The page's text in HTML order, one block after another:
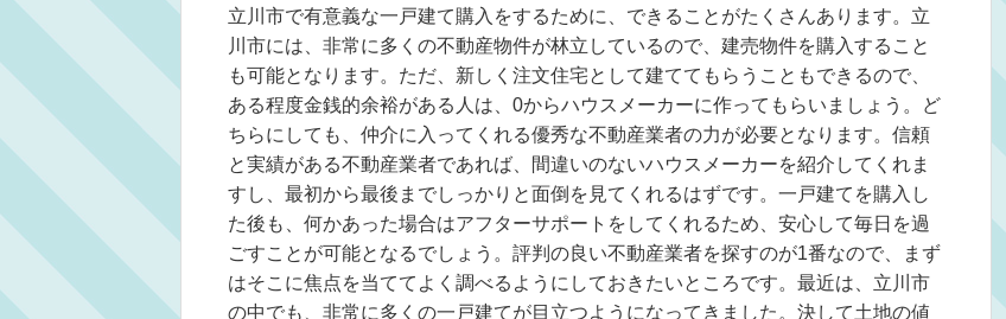
立川市で有意義な一戸建て購入をするために、できることがたくさんあります。立
川市には、非常に多くの不動産物件が林立しているので、建売物件を購入すること
も可能となります。ただ、新しく注文住宅として建ててもらうこともできるので、
ある程度金銭的余裕がある人は、0からハウスメーカーに作ってもらいましょう。ど
ちらにしても、仲介に入ってくれる優秀な不動産業者の力が必要となります。信頼
と実績がある不動産業者であれば、間違いのないハウスメーカーを紹介してくれま
すし、最初から最後までしっかりと面倒を見てくれるはずです。一戸建てを購入し
た後も、何かあった場合はアフターサポートをしてくれるため、安心して毎日を過
ごすことが可能となるでしょう。評判の良い不動産業者を探すのが1番なので、まず
はそこに焦点を当ててよく調べるようにしておきたいところです。最近は、立川市
の中でも、非常に多くの一戸建てが目立つようになってきました。決して土地の値